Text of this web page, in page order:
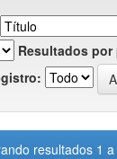
Resultados por
resultados 1 a